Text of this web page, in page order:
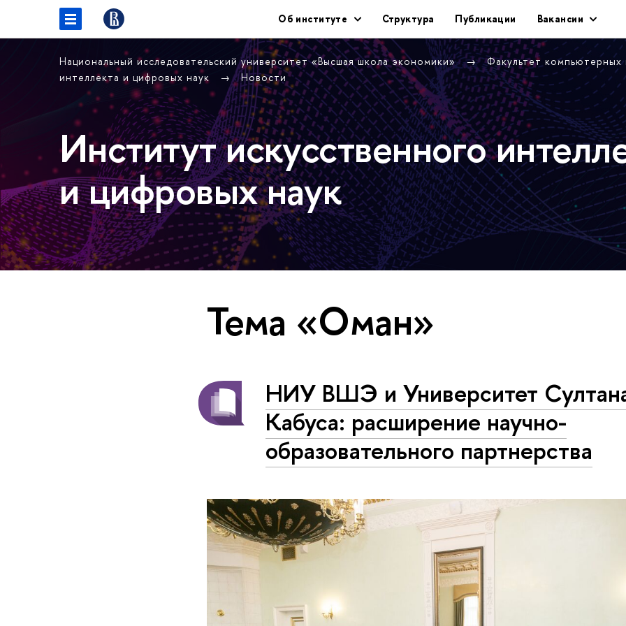
Об институте Структура Публикации Вакансии
Национальный исследовательский университет «Высшая школа экономики»
Факультет компьютерных
интеллекта и цифровых наук
Новости
Институт искусственного
и цифровых наук
Тема «Оман»
НИУ ВШЭ и Университет
Кабуса: расширение научно-
образовательного партнерства